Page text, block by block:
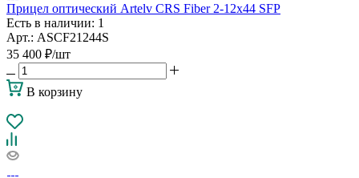
Прицел оптический Artelv CRS Fiber 2-12x44 SFP
Есть в наличии: 1
Арт.: ASCF21244S
35 400 ₽/шт
В корзину